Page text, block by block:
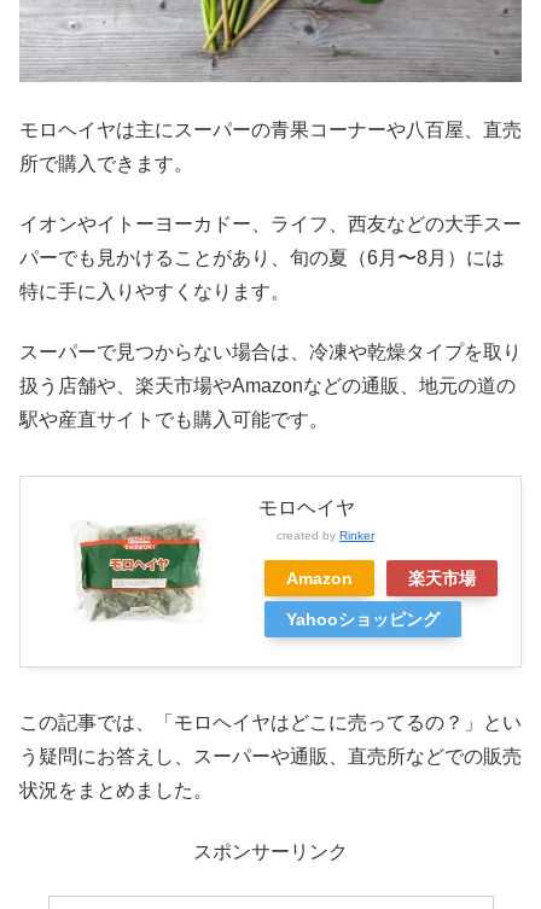
モロヘイヤは主にスーパーの青果コーナーや八百屋、直売
所で購入できます。
イオンやイトーヨーカドー、ライフ、西友などの大手スー
パーでも見かけることがあり、旬の夏（6月〜8月）には
特に手に入りやすくなります。
スーパーで見つからない場合は、冷凍や乾燥タイプを取り
扱う店舗や、楽天市場やAmazonなどの通販、地元の道の
駅や産直サイトでも購入可能です。
モロヘイヤ
created by Rinker
Amazon 楽天市場
Yahooショッピング
この記事では、「モロヘイヤはどこに売ってるの？」とい
う疑問にお答えし、スーパーや通販、直売所などでの販売
状況をまとめました。
スポンサーリンク